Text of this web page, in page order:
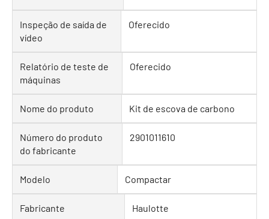
Inspeção de saída de
vídeo
Oferecido
Relatório de teste de
máquinas
Oferecido
Nome do produto Kit de escova de carbono
Número do produto
do fabricante
2901011610
Modelo Compactar
Fabricante Haulotte